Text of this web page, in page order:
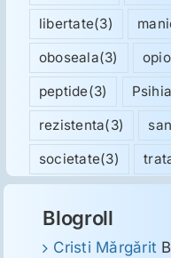
libertate(3)
oboseala(3)
peptide(3)
rezistenta(3)
societate(3)
Blogroll
Cristi Mărgărit